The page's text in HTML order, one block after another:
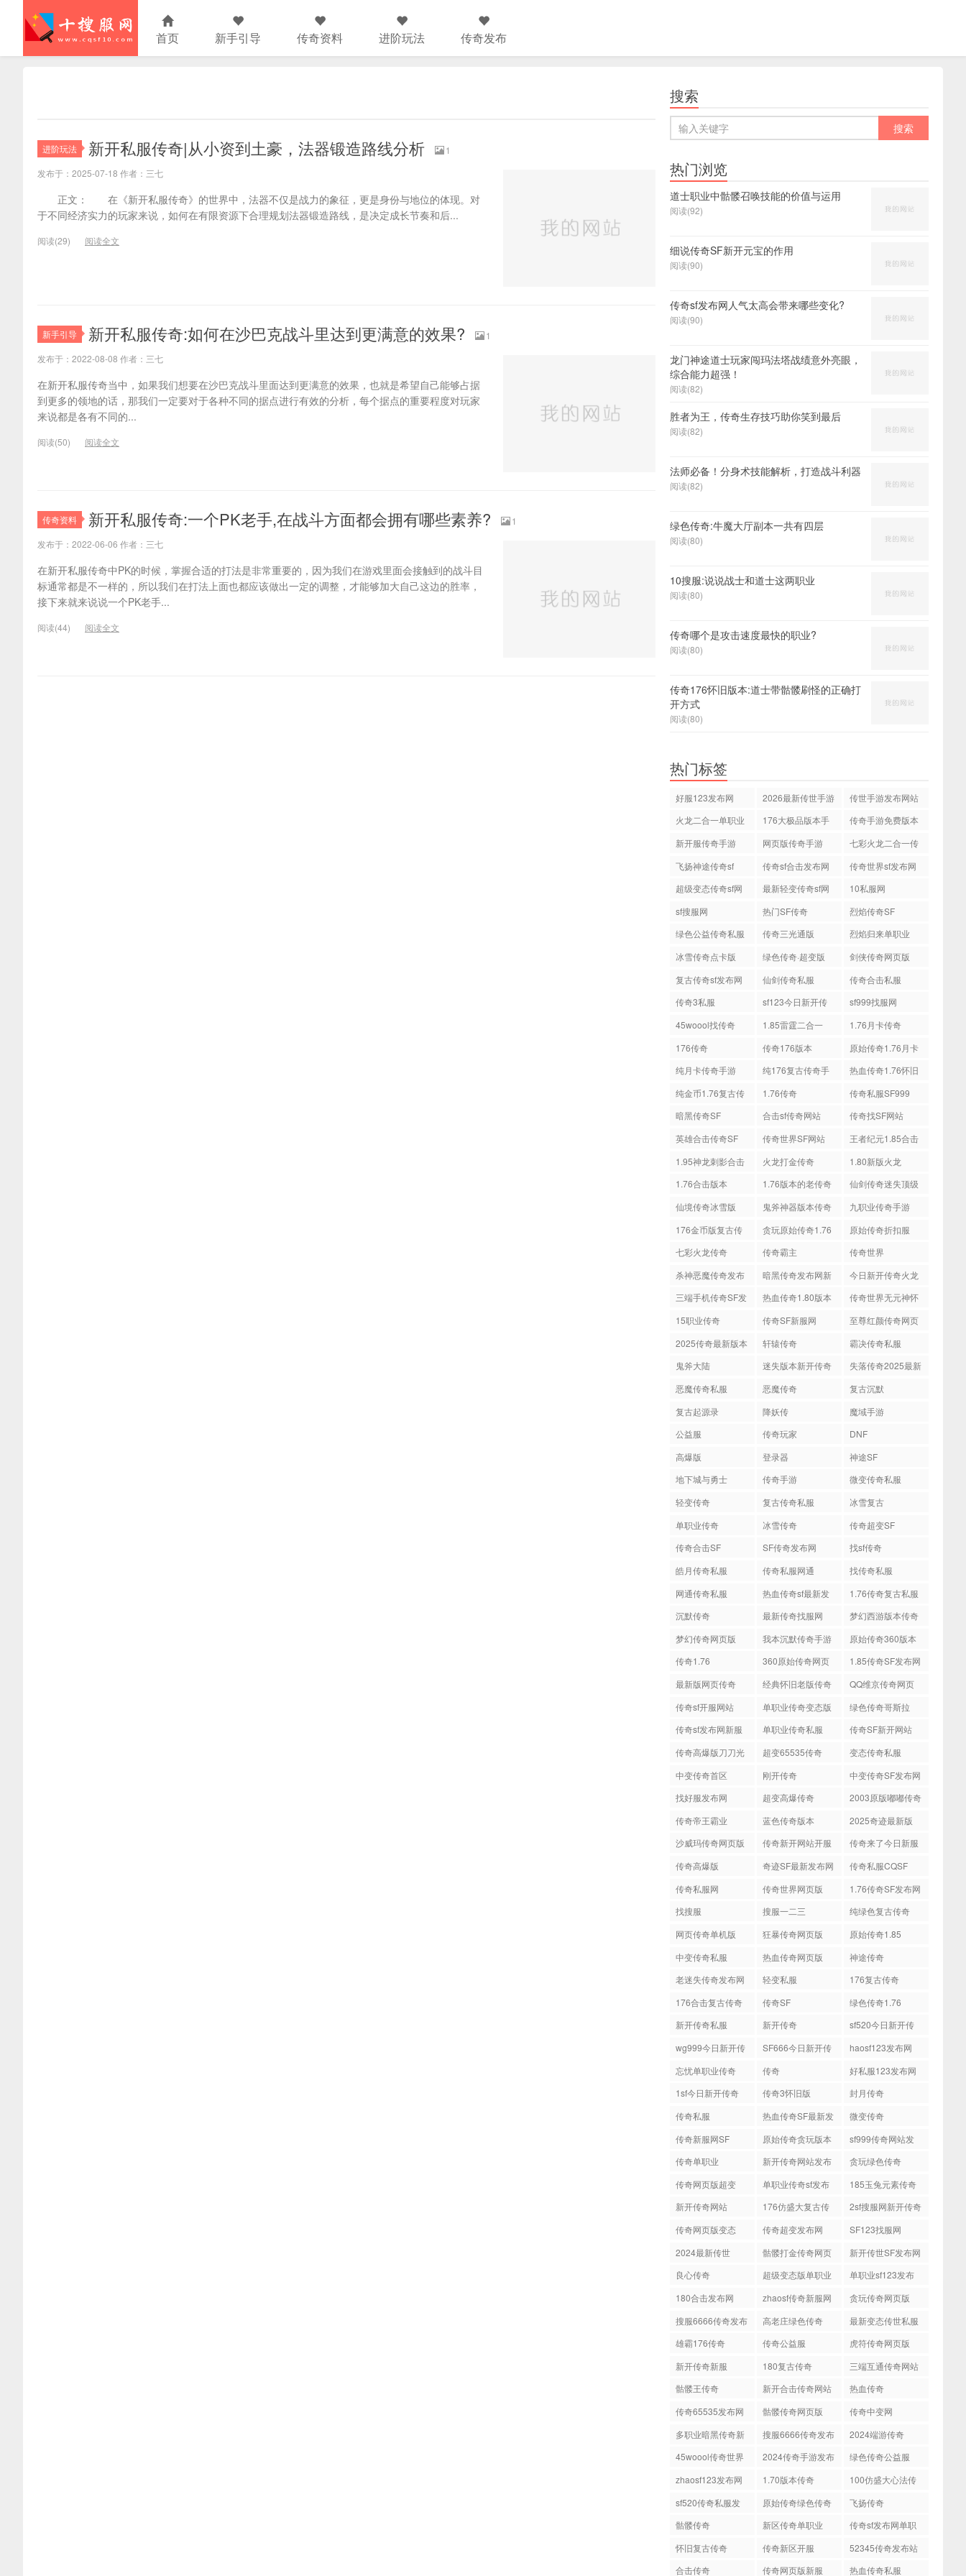
首页 新手引导 传奇资料 进阶玩法 传奇发布
进阶玩法 新开私服传奇|从小资到土豪，法器锻造路线分析
1
发布于：2025-07-18 作者：三七
正文： 在《新开私服传奇》的世界中，法器不仅是战力的象征，更是身份与地位的体现。对
于不同经济实力的玩家来说，如何在有限资源下合理规划法器锻造路线，是决定成长节奏和后...
阅读(29) 阅读全文
新手引导 新开私服传奇:如何在沙巴克战斗里达到更满意的效果?
1
发布于：2022-08-08 作者：三七
在新开私服传奇当中，如果我们想要在沙巴克战斗里面达到更满意的效果，也就是希望自己能够占据
到更多的领地的话，那我们一定要对于各种不同的据点进行有效的分析，每个据点的重要程度对玩家
来说都是各有不同的...
阅读(50) 阅读全文
传奇资料 新开私服传奇:一个PK老手,在战斗方面都会拥有哪些素养?
1
发布于：2022-06-06 作者：三七
在新开私服传奇中PK的时候，掌握合适的打法是非常重要的，因为我们在游戏里面会接触到的战斗目
标通常都是不一样的，所以我们在打法上面也都应该做出一定的调整，才能够加大自己这边的胜率，
接下来就来说说一个PK老手...
阅读(44) 阅读全文
搜索
热门浏览
道士职业中骷髅召唤技能的价值与运用
阅读(92)
细说传奇SF新开元宝的作用
阅读(90)
传奇sf发布网人气太高会带来哪些变化?
阅读(90)
龙门神途道士玩家闯玛法塔战绩意外亮眼，
综合能力超强！
阅读(82)
胜者为王，传奇生存技巧助你笑到最后
阅读(82)
法师必备！分身术技能解析，打造战斗利器
阅读(82)
绿色传奇:牛魔大厅副本一共有四层
阅读(80)
10搜服:说说战士和道士这两职业
阅读(80)
传奇哪个是攻击速度最快的职业?
阅读(80)
传奇176怀旧版本:道士带骷髅刷怪的正确打
开方式
阅读(80)
热门标签
好服123发布网 2026最新传世手游
传世手游发布网站
火龙二合一单职业
176大极品版本手
游传奇
传奇手游免费版本
新开服传奇手游
网页版传奇手游
七彩火龙二合一传
奇
飞扬神途传奇sf
传奇sf合击发布网
站
传奇世界sf发布网
站
超级变态传奇sf网
站
最新轻变传奇sf网
站
10私服网
sf搜服网
热门SF传奇
烈焰传奇SF
绿色公益传奇私服
网
传奇三光通版
烈焰归来单职业
冰雪传奇点卡版
绿色传奇·超变版
剑侠传奇网页版
复古传奇sf发布网
仙剑传奇私服
传奇合击私服
传奇3私服
sf123今日新开传
奇
sf999找服网
45woool找传奇
1.85雷霆二合一
1.76月卡传奇
176传奇
传奇176版本
原始传奇1.76月卡
版
纯月卡传奇手游
纯176复古传奇手
游
热血传奇1.76怀旧
版
纯金币1.76复古传
奇
1.76传奇
传奇私服SF999
暗黑传奇SF
合击sf传奇网站
传奇找SF网站
英雄合击传奇SF
传奇世界SF网站
王者纪元1.85合击
1.95神龙刺影合击
火龙打金传奇
1.80新版火龙
1.76合击版本
1.76版本的老传奇
仙剑传奇迷失顶级
版本
仙境传奇冰雪版
鬼斧神器版本传奇
网站
九职业传奇手游
176金币版复古传
奇
贪玩原始传奇1.76
原始传奇折扣服
七彩火龙传奇
传奇霸主
传奇世界
杀神恶魔传奇发布
网
暗黑传奇发布网新
开服
今日新开传奇火龙
服
三端手机传奇SF发
布网
热血传奇1.80版本
传奇世界无元神怀
旧版
15职业传奇 传奇SF新服网
至尊红颜传奇网页
版
2025传奇最新版本 轩辕传奇
霸决传奇私服
鬼斧大陆
迷失版本新开传奇
失落传奇2025最新
版本
恶魔传奇私服 恶魔传奇
复古沉默
复古起源录
降妖传
魔域手游
公益服
传奇玩家
DNF
高爆版
登录器
神途SF
地下城与勇士
传奇手游
微变传奇私服
轻变传奇
复古传奇私服
冰雪复古
单职业传奇
冰雪传奇
传奇超变SF
传奇合击SF
SF传奇发布网
找sf传奇
皓月传奇私服
传奇私服网通
找传奇私服
网通传奇私服
热血传奇sf最新发
布网
1.76传奇复古私服
沉默传奇
最新传奇找服网
梦幻西游版本传奇
梦幻传奇网页版
我本沉默传奇手游
原始传奇360版本
传奇1.76
360原始传奇网页
版
1.85传奇SF发布网
最新版网页传奇
经典怀旧老版传奇
QQ维京传奇网页
版
传奇sf开服网站 单职业传奇变态版
绿色传奇哥斯拉
传奇sf发布网新服
单职业传奇私服
传奇SF新开网站
传奇高爆版刀刀光
柱
超变65535传奇
变态传奇私服
中变传奇首区
刚开传奇
中变传奇SF发布网
找好服发布网
超变高爆传奇
2003原版嘟嘟传奇
传奇帝王霸业
蓝色传奇版本
2025奇迹最新版
沙威玛传奇网页版
传奇新开网站开服
传奇来了今日新服
传奇高爆版
奇迹SF最新发布网
传奇私服CQSF
传奇私服网
传奇世界网页版
1.76传奇SF发布网
找搜服
搜服一二三
纯绿色复古传奇
网页传奇单机版
狂暴传奇网页版
原始传奇1.85
中变传奇私服
热血传奇网页版
神途传奇
老迷失传奇发布网
轻变私服
176复古传奇
176合击复古传奇
传奇SF
绿色传奇1.76
新开传奇私服
新开传奇
sf520今日新开传
奇
wg999今日新开传
奇
SF666今日新开传
奇
haosf123发布网
忘忧单职业传奇
‌传奇
‌好私服123发布网
1sf今日新开传奇
传奇3怀旧版
封月传奇
‌传奇私服
‌热血传奇SF最新发
布网
微变传奇
传奇新服网SF
原始传奇贪玩版本
sf999传奇网站发
布网
传奇单职业
新开传奇网站发布
网
贪玩绿色传奇
传奇网页版超变
单职业传奇sf发布
网站
185玉兔元素传奇
新开传奇网站
176仿盛大复古传
奇
2sf搜服网新开传奇
传奇网页版变态
传奇超变发布网
SF123找服网
2024最新传世
骷髅打金传奇网页
新开传世SF发布网
良心传奇
超级变态版单职业
传奇
单职业sf123发布
网
180合击发布网 zhaosf传奇新服网
贪玩传奇网页版
搜服6666传奇发布
网
高老庄绿色传奇
最新变态传世私服
雄霸176传奇
传奇公益服
虎符传奇网页版
新开传奇新服
180复古传奇
三端互通传奇网站
骷髅王传奇
新开合击传奇网站
发布网
热血传奇
传奇65535发布网
骷髅传奇网页版
传奇中变网
多职业暗黑传奇新
开网站
搜服6666传奇发布
网超变
2024端游传奇
45woool传奇世界
网站
2024传奇手游发布
网
绿色传奇公益服
zhaosf123发布网
1.70版本传奇
100仿盛大心法传
奇
sf520传奇私服发
布网
原始传奇绿色传奇
飞扬传奇
骷髅传奇
新区传奇单职业
传奇sf发布网单职
业
怀旧复古传奇 传奇新区开服
52345传奇发布站
合击传奇
传奇网页版新服 热血传奇私服